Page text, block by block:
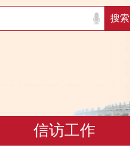
搜索
信访工作